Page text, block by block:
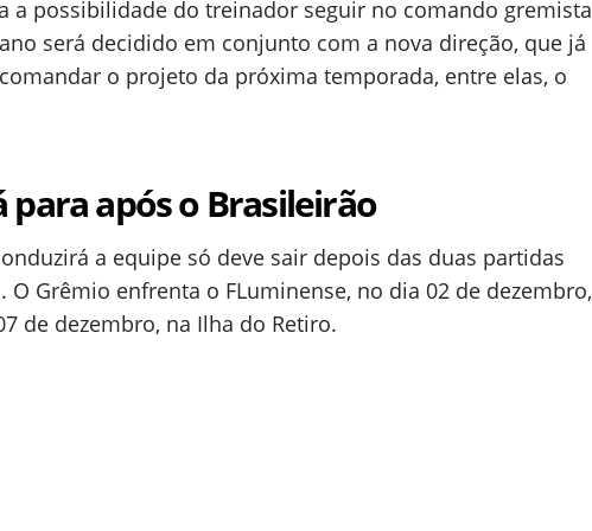
a possibilidade do treinador seguir no comando gremista
será decidido em conjunto com a nova direção, que já
o projeto da próxima temporada, entre elas, o
após o Brasileirão
a equipe só deve sair depois das duas partidas
Grêmio enfrenta o FLuminense, no dia 02 de dezembro,
de dezembro, na Ilha do Retiro.